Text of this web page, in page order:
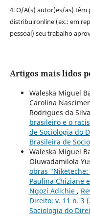
4. O/A(s) autor(es/as) têm
distribuironline (ex.: em
pessoal) seu trabalho
Artigos mais lidos
Waleska Miguel
Carolina
Rodrigues da
brasileiro e o
de Sociologia do
Brasileira de
Waleska Miguel
Oluwadamilola
obras
Paulina Chiziane
Ngozi Adichie ,
Direito: v. 11 n. 3
Sociologia do